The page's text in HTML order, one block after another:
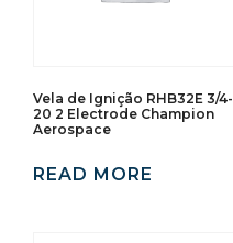
Vela de Ignição RHB32E 3/4-
20 2 Electrode Champion
Aerospace
READ MORE